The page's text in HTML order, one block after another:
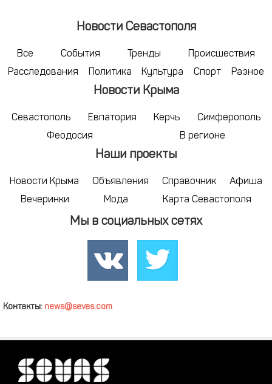
Новости Севастополя
Все События Тренды
Происшествия
Расследования
Политика Культура Спорт Разное
Новости Крыма
Севастополь Евпатория Керчь
Симферополь
Феодосия
В регионе
Наши проекты
Новости Крыма Объявления Справочник
Афиша
Вечеринки
Мода Карта Севастополя
Мы в социальных сетях
Контакты: news@sevas.com